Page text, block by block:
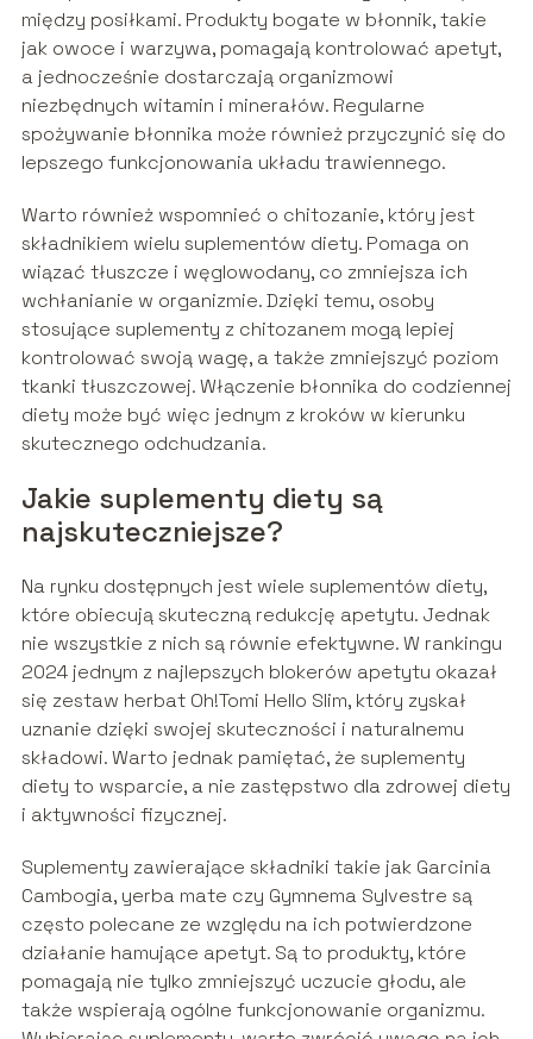
między posiłkami. Produkty bogate w błonnik, takie
jak owoce i warzywa, pomagają kontrolować apetyt,
a jednocześnie dostarczają organizmowi
niezbędnych witamin i minerałów. Regularne
spożywanie błonnika może również przyczynić się do
lepszego funkcjonowania układu trawiennego.
Warto również wspomnieć o chitozanie, który jest
składnikiem wielu suplementów diety. Pomaga on
wiązać tłuszcze i węglowodany, co zmniejsza ich
wchłanianie w organizmie. Dzięki temu, osoby
stosujące suplementy z chitozanem mogą lepiej
kontrolować swoją wagę, a także zmniejszyć poziom
tkanki tłuszczowej. Włączenie błonnika do codziennej
diety może być więc jednym z kroków w kierunku
skutecznego odchudzania.
Jakie suplementy diety są
najskuteczniejsze?
Na rynku dostępnych jest wiele suplementów diety,
które obiecują skuteczną redukcję apetytu. Jednak
nie wszystkie z nich są równie efektywne. W rankingu
2024 jednym z najlepszych blokerów apetytu okazał
się zestaw herbat Oh!Tomi Hello Slim, który zyskał
uznanie dzięki swojej skuteczności i naturalnemu
składowi. Warto jednak pamiętać, że suplementy
diety to wsparcie, a nie zastępstwo dla zdrowej diety
i aktywności fizycznej.
Suplementy zawierające składniki takie jak Garcinia
Cambogia, yerba mate czy Gymnema Sylvestre są
często polecane ze względu na ich potwierdzone
działanie hamujące apetyt. Są to produkty, które
pomagają nie tylko zmniejszyć uczucie głodu, ale
także wspierają ogólne funkcjonowanie organizmu.